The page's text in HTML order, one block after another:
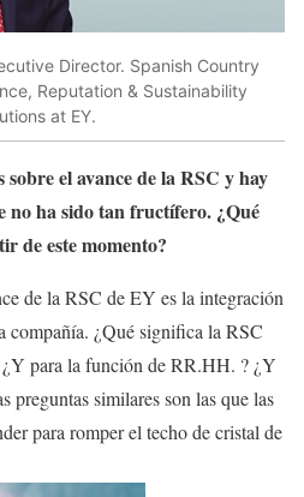
Director. Spanish Country
Reputation & Sustainability
at EY.
el avance de la RSC y hay
no ha sido tan fructífero. ¿Qué
de este momento?
de la RSC de EY es la integración
compañía. ¿Qué significa la RSC
para la función de RR.HH. ? ¿Y
preguntas similares son las que las
para romper el techo de cristal de